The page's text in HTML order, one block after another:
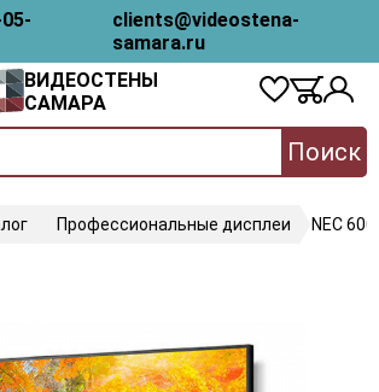
clients@videostena-
samara.ru
ВИДЕОСТЕНЫ
САМАРА
Поиск
Профессиональные дисплеи NEC